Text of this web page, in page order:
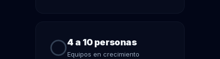
4 a 10 personas
Equipos en crecimiento